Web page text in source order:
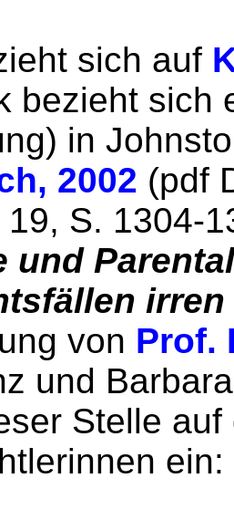
sich auf
bezieht sich
in
2002 (pdf
19, S. 1304-
und
von Prof.
und
Stelle
ein: